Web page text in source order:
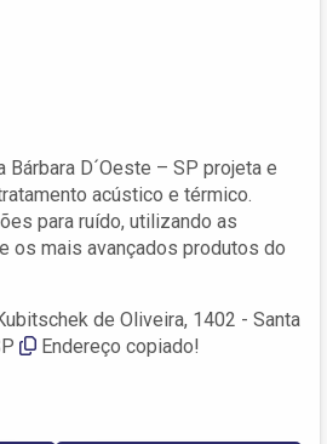
Bárbara D´Oeste – SP projeta e
acústico e térmico.
para ruído, utilizando as
os mais avançados produtos do
de Oliveira, 1402 - Santa
Endereço copiado!